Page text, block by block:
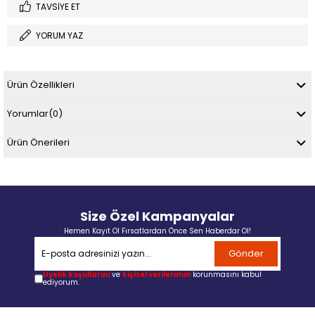
TAVSIYE ET
YORUM YAZ
Ürün Özellikleri
Yorumlar(0)
Ürün Önerileri
Size Özel Kampanyalar
Hemen Kayıt Ol Fırsatlardan Önce Sen Haberdar Ol!
Gönder
Üyelik koşullarını ve kişisel verilerimin korunmasını kabul
ediyorum.